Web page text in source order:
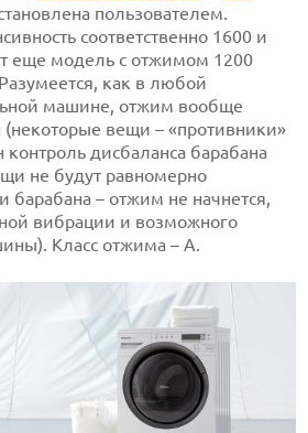
пользователем.
соответственно 1600 и
еще модель с отжимом 1200
как в любой
машине, отжим вообще
вещи – «противники»
дисбаланса барабана
не будут равномерно
барабана – отжим не начнется,
вибрации и возможного
Класс отжима – А.